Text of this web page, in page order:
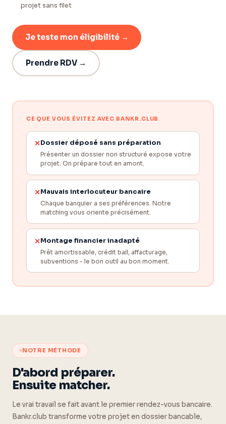
projet sans filet
Je teste mon éligibilité →
Prendre RDV →
CE QUE VOUS ÉVITEZ AVEC BANKR.CLUB
✕Dossier déposé sans préparation
Présenter un dossier non structuré expose votre
projet. On prépare tout en amont.
✕Mauvais interlocuteur bancaire
Chaque banquier a ses préférences. Notre
matching vous oriente précisément.
✕Montage financier inadapté
Prêt amortissable, crédit bail, affacturage,
subventions - le bon outil au bon moment.
NOTRE MÉTHODE
D'abord préparer.
Ensuite matcher.
Le vrai travail se fait avant le premier rendez-vous bancaire.
Bankr.club transforme votre projet en dossier bancable,